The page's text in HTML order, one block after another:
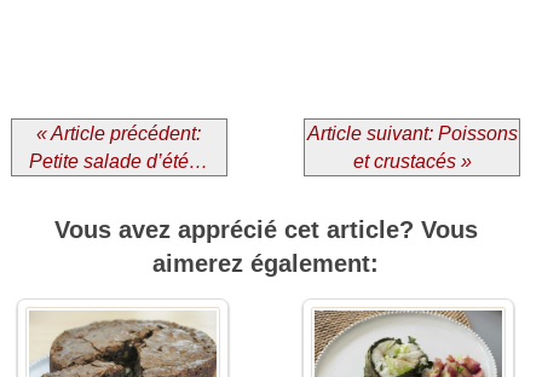
« Article précédent:
Petite salade d’été…
Article suivant: Poissons
et crustacés »
Vous avez apprécié cet article? Vous
aimerez également: